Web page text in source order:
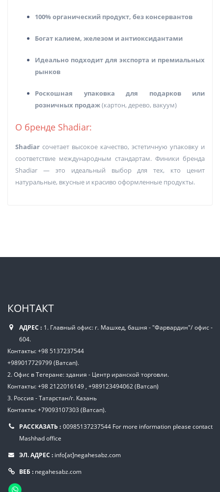
100% органический продукт, без консервантов
Богат калием, железом и антиоксидантами
Идеально подходит для экспорта и премиальных
рынков
Роскошная упаковка для подарков или
розничных продаж(картон, дерево, вакуум)
О бренде Shadiar:
Shadiar сочетает высокое качество, эстетичную упаковку и
соответствие международным стандартам. Финики бренда
Shadiar — это идеальный выбор для тех, кто ценит
натуральные, вкусные и красиво оформленные продукты.
КОНТАКТ
АДРЕС : 1. Главный офис: г. Машхед, башня - "Фарвардин"/ офис -
604.
Контакты: +98 5137237544
+989017729799 (Ватсап).
2. Офис в Тегеране: здания - Центр иранской торговли.
Контакты: +98 2122016149 , +989123494062 (Ватсап)
3. Россия - Татарстан/г. Казань
Контакты: +79093107303 (Ватсап).
РАССКАЗАТЬ : 00985137237544 For more information please contact
Mashhad office
ЭЛ. АДРЕС : info[at]negahesabz.com
ВЕБ : negahesabz.com